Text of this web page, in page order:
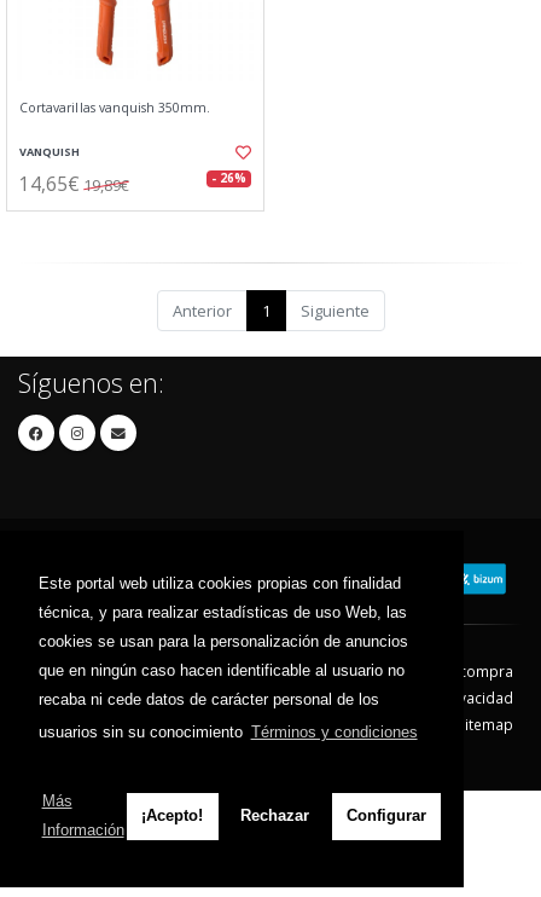
Este portal web utiliza cookies propias con finalidad
técnica, y para realizar estadísticas de uso Web, las
cookies se usan para la personalización de anuncios
que en ningún caso hacen identificable al usuario no
recaba ni cede datos de carácter personal de los
usuarios sin su conocimiento Términos y condiciones
Más
Información
¡Acepto! Rechazar Configurar
Cortavarillas vanquish 350mm.
VANQUISH
14,65€ 19,89€ - 26%
Anterior 1 Siguiente
Síguenos en:
Contacto Aviso Legal
Condiciones de compra
Política de envíos
Política de devolución
Política de Privacidad
Política de Cookies
Sitemap